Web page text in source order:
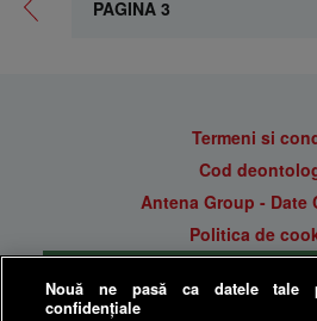
Termeni si
Cod
Antena Group - Date
Politica de
Politica de
Nouă ne pasă ca datele tale
confidențiale